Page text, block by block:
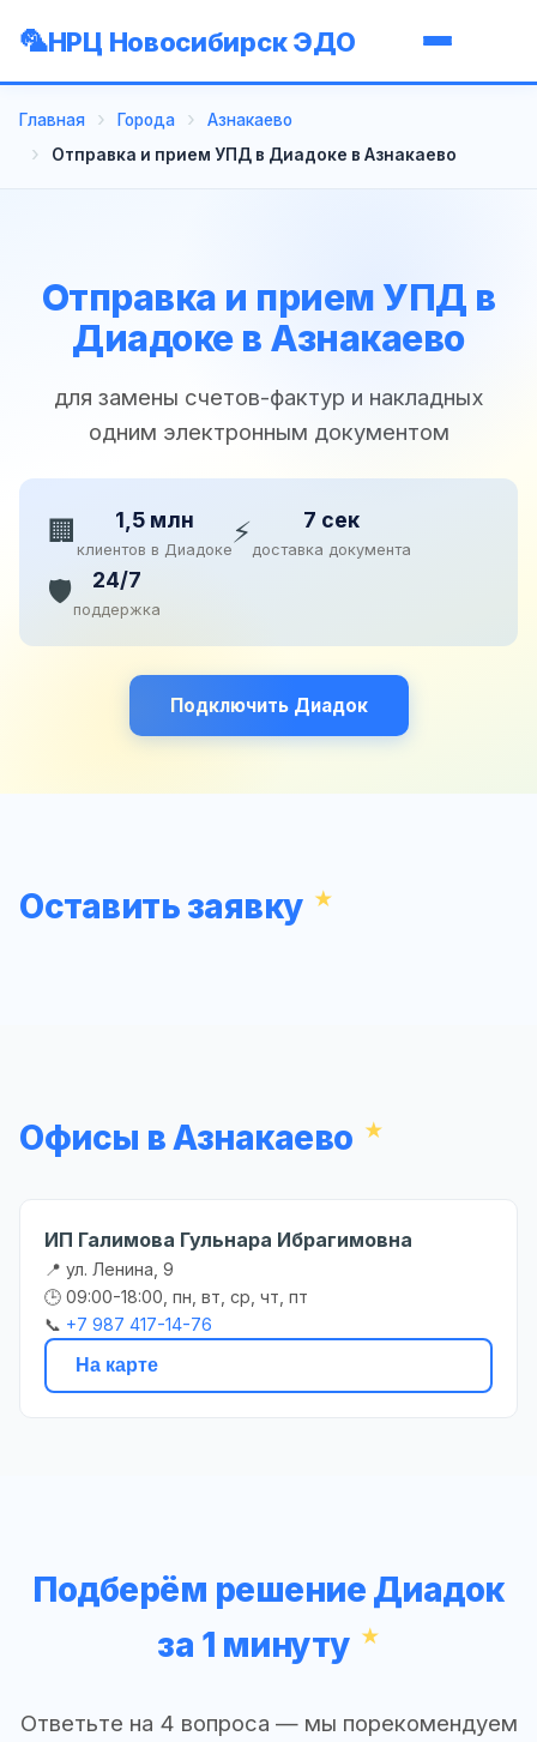
НРЦ Новосибирск ЭДО
Главная Города
Азнакаево
Отправка и прием УПД в Диадоке в Азнакаево
Отправка и прием УПД в
Диадоке в Азнакаево
для замены счетов-фактур и накладных
одним электронным документом
🏢 1,5 млн
клиентов в Диадоке⚡ 7 сек
доставка документа
🛡️ 24/7
поддержка
Подключить Диадок
Оставить заявку
Офисы в Азнакаево
ИП Галимова Гульнара Ибрагимовна
📍 ул. Ленина, 9
🕒 09:00-18:00, пн, вт, ср, чт, пт
📞 +7 987 417-14-76
На карте
Подберём решение Диадок
за 1 минуту
Ответьте на 4 вопроса — мы порекомендуем